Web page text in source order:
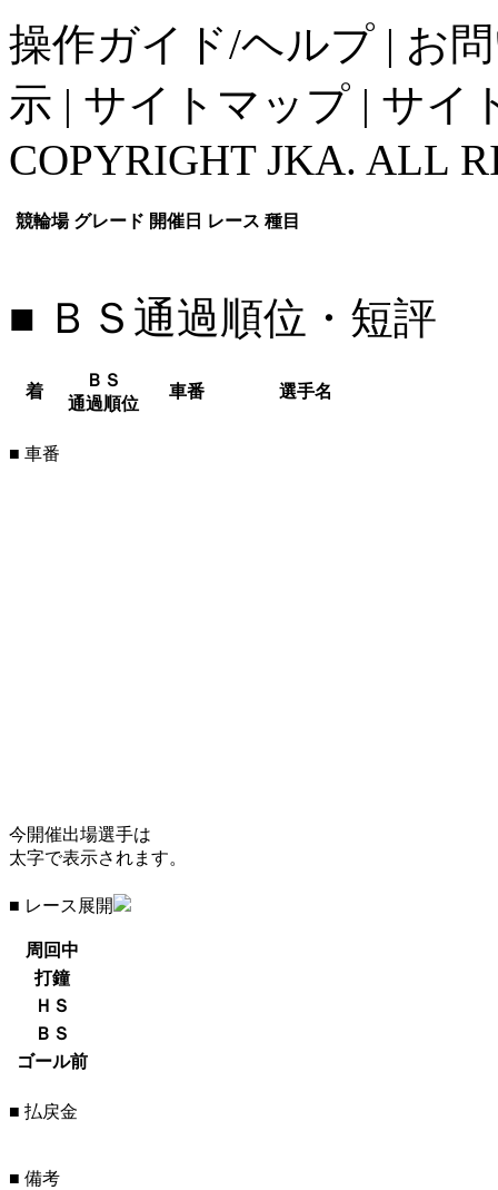
操作ガイド/ヘルプ | お
示 | サイトマップ | サイ
COPYRIGHT JKA. ALL
競輪場 グレード 開催日 レース 種目
■ ＢＳ通過順位・短評
着
ＢＳ
通過順位
車番 選手名
■ 車番
今開催出場選手は
太字で表示されます。
■ レース展開
周回中
打鐘
ＨＳ
ＢＳ
ゴール前
■ 払戻金
■ 備考